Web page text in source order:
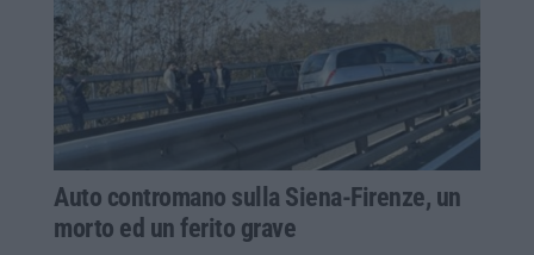
Auto contromano sulla Siena-Firenze, un
morto ed un ferito grave